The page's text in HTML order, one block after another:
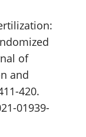
of
and
420.
01939-